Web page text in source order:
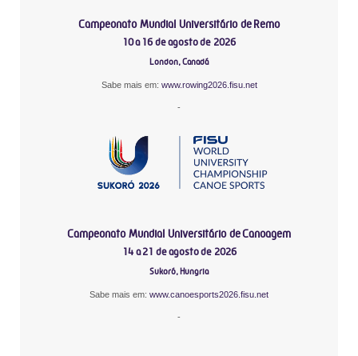
Campeonato Mundial Universitário de Remo
10 a 16 de agosto de 2026
London, Canadá
Sabe mais em: www.rowing2026.fisu.net
-
Campeonato Mundial Universitário de Canoagem
14 a 21 de agosto de 2026
Sukoró, Hungria
Sabe mais em: www.canoesports2026.fisu.net
-